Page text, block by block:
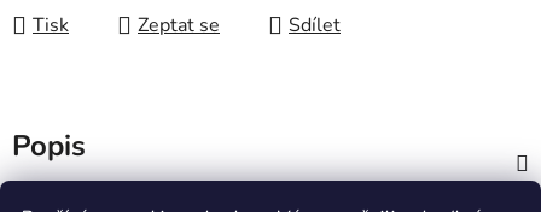
Tisk Zeptat se Sdílet
Popis